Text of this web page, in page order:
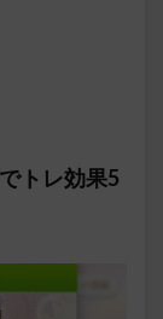
トレ効果5